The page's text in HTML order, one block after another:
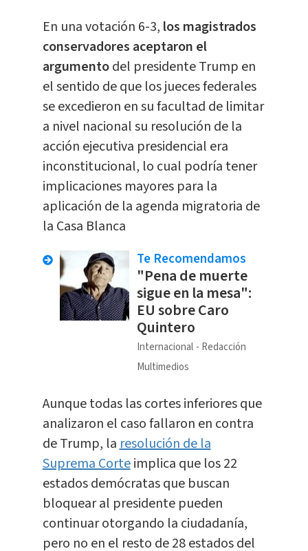
En una votación 6-3, los magistrados
conservadores aceptaron el
argumentodel presidente Trump en
el sentido de que los jueces federales
se excedieron en su facultad de limitar
a nivel nacional su resolución de la
acción ejecutiva presidencial era
inconstitucional, lo cual podría tener
implicaciones mayores para la
aplicación de la agenda migratoria de
la Casa Blanca
Te Recomendamos
"Pena de muerte
sigue en la mesa":
EU sobre Caro
Quintero
Internacional
Redacción
Multimedios
Aunque todas las cortes inferiores que
analizaron el caso fallaron en contra
de Trump, laresolución de la
Suprema Corteimplica que los 22
estados demócratas que buscan
bloquear al presidente pueden
continuar otorgando la ciudadanía,
pero no en el resto de 28 estados del